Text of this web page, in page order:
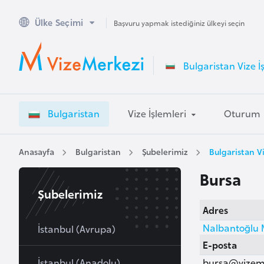
Ülke Seçimi Başvuru yapmak istediğiniz ülkeyi seçin
Bulgaristan Vize
Bulgaristan Vize İşlemleri Oturum
Anasayfa Bulgaristan Şubelerimiz Bulgaristan
Bursa
Adres
Nalbantoğlu
E-posta
Şubelerimiz
İstanbul (Avrupa)
A
u
s
a
l
A
u
s
t